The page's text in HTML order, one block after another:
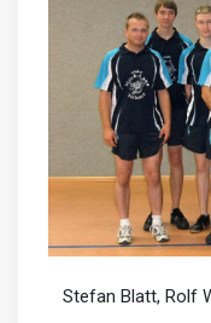
Stefan Blatt, Rolf